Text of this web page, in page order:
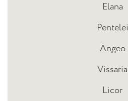
Elana
Pentelei
Angeo
Vissaria
Licor